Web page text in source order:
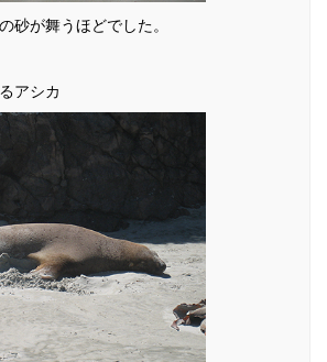
砂が舞うほどでした。
アシカ